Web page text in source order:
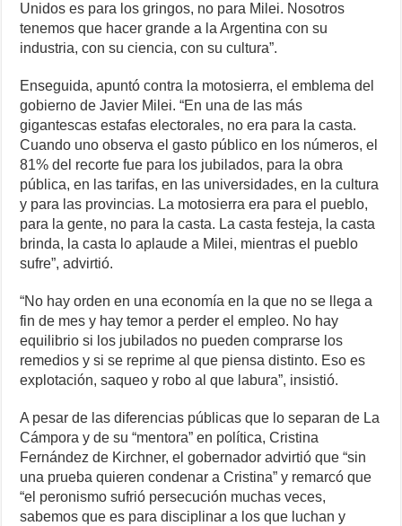
Unidos es para los gringos, no para Milei. Nosotros
tenemos que hacer grande a la Argentina con su
industria, con su ciencia, con su cultura”.
Enseguida, apuntó contra la motosierra, el emblema del
gobierno de Javier Milei. “En una de las más
gigantescas estafas electorales, no era para la casta.
Cuando uno observa el gasto público en los números, el
81% del recorte fue para los jubilados, para la obra
pública, en las tarifas, en las universidades, en la cultura
y para las provincias. La motosierra era para el pueblo,
para la gente, no para la casta. La casta festeja, la casta
brinda, la casta lo aplaude a Milei, mientras el pueblo
sufre”, advirtió.
“No hay orden en una economía en la que no se llega a
fin de mes y hay temor a perder el empleo. No hay
equilibrio si los jubilados no pueden comprarse los
remedios y si se reprime al que piensa distinto. Eso es
explotación, saqueo y robo al que labura”, insistió.
A pesar de las diferencias públicas que lo separan de La
Cámpora y de su “mentora” en política, Cristina
Fernández de Kirchner, el gobernador advirtió que “sin
una prueba quieren condenar a Cristina” y remarcó que
“el peronismo sufrió persecución muchas veces,
sabemos que es para disciplinar a los que luchan y